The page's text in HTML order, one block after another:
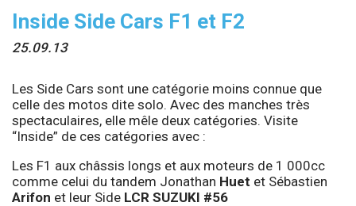
Inside Side Cars F1 et F2
25.09.13
Les Side Cars sont une catégorie moins connue que
celle des motos dite solo. Avec des manches très
spectaculaires, elle mêle deux catégories. Visite
“Inside” de ces catégories avec :
Les F1 aux châssis longs et aux moteurs de 1 000cc
comme celui du tandem Jonathan Huet et Sébastien
Arifon et leur Side LCR SUZUKI #56